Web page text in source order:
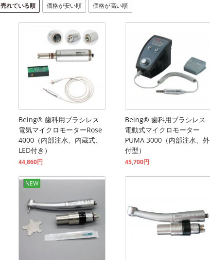
売れている順 価格が安い順 価格が高い順
Being® 歯科用ブラシレス
電気マイクロモーターRose
4000（内部注水、内蔵式、
LED付き）
44,860円
Being® 歯科用ブラシレス
電動式マイクロモーター
PUMA 3000（内部注水、外
付型）
45,700円
NEW